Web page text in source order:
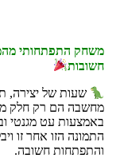
משחק התפתחותי
חשובות
שעות של יצירה,
מחשבה הם רק חלק
באמצעות עט מגנטי
התמונה הזו אחר זו
והתפתחות חשובה.